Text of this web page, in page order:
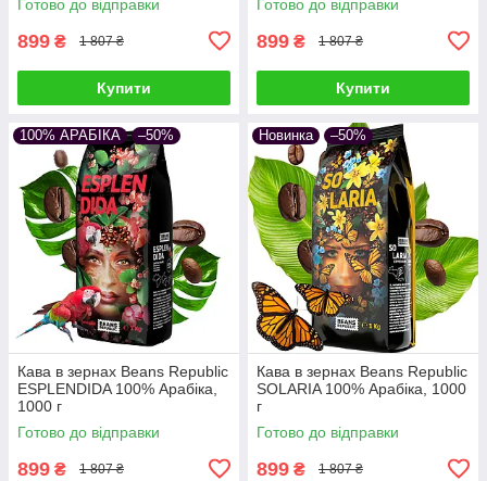
Готово до відправки
899 ₴ 1 807 ₴
Купити
Готово до відправки
899 ₴ 1 807 ₴
Купити
100% АРАБІКА –50%
Кава в зернах Beans Republic
ESPLENDIDA 100% Арабіка,
1000 г
Готово до відправки
899 ₴ 1 807 ₴
Новинка –50%
Кава в зернах Beans Republic
SOLARIA 100% Арабіка, 1000
г
Готово до відправки
899 ₴ 1 807 ₴